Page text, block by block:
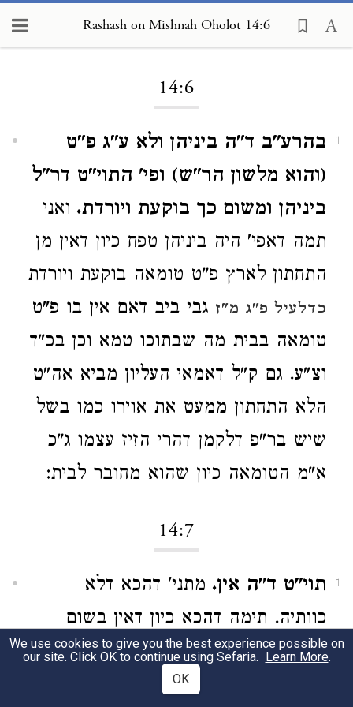
Rashash on Mishnah Oholot 14:6
14:6
1
בהרע"ב ד"ה ביניהן ולא ע"ג פ"ט
(והוא מלשון הר"ש) ופי' התוי"ט דר"ל
ביניהן ומשום כך בוקעת ויורדת. ואני
תמה דאפי' היה ביניהן טפח כיון דאין מן
התחתון לארץ פ"ט טומאה בוקעת ויורדת
כדלעיל פ"ג מ"ז גבי ביב דאם אין בו פ"ט
טומאה בבית מה שבתוכו טמא וכן בכ"ד
וצ"ע. גם ק"ל דאמאי העליון מביא אה"ט
הלא התחתון ממעט את אוירו כמו בשל
שיש בר"פ דלקמן דהרי הזיז עצמו ג"כ
א"מ הטומאה כיון שהוא מחובר לבית:
14:7
1 תוי"ט ד"ה אין. מתני' דהכא דלא
כוותיה. תימה דהכא כיון דאין בשום
מקום פ"ט איך יביא אה"ט לאיזה מקום.
והתם שאני דיש בהן פ"ט. וכן במ"ד
We use cookies to give you the best experience possible on
our site. Click OK to continue using Sefaria. Learn More.
OK